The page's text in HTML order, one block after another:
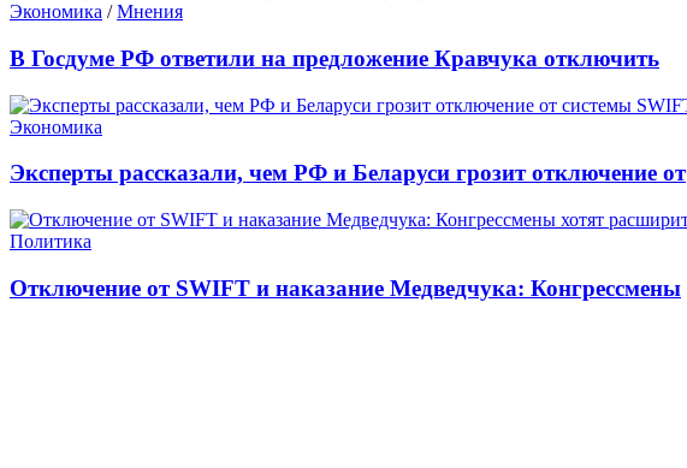
Экономика /Мнения
В Госдуме РФ ответили на предложение Кравчука отключить
Экономика
Эксперты рассказали, чем РФ и Беларуси грозит отключение от
Политика
Отключение от SWIFT и наказание Медведчука: Конгрессмены